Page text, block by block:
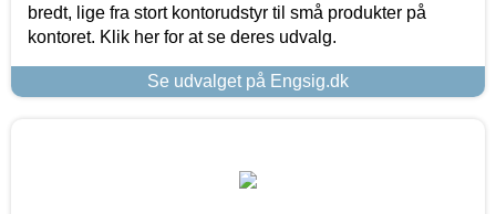
bredt, lige fra stort kontorudstyr til små produkter på
kontoret. Klik her for at se deres udvalg.
Se udvalget på Engsig.dk